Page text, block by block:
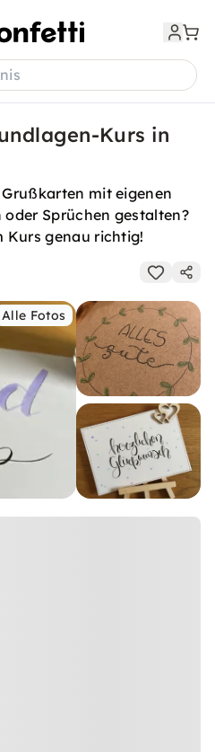
Kurs in
mit eigenen
Sprüchen gestalten?
Kurs genau richtig!
Alle Fotos